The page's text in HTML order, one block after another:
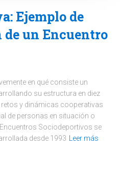
Ejemplo de
un Encuentro
en qué consiste un
su estructura en diez
y dinámicas cooperativas
de personas en situación o
Sociodeportivos se
desde 1993
Leer más